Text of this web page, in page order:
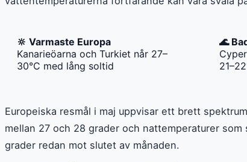
🔆 Varmaste Europa
Kanarieöarna och Turkiet når 27–
30°C med lång soltid
🌊
Europeiska resmål i maj uppvisar ett brett
mellan 27 och 28 grader och nattemperaturer
grader redan mot slutet av månaden.